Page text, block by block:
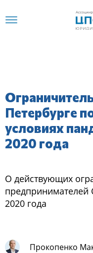
Петербурге
условиях
2020 года
О действующих
предпринимателей
2020 года
Прокопенко